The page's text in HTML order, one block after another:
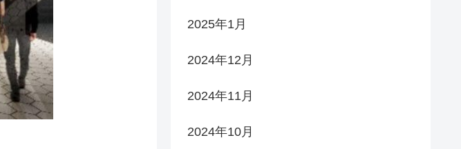
2025年1月
2024年12月
2024年11月
2024年10月